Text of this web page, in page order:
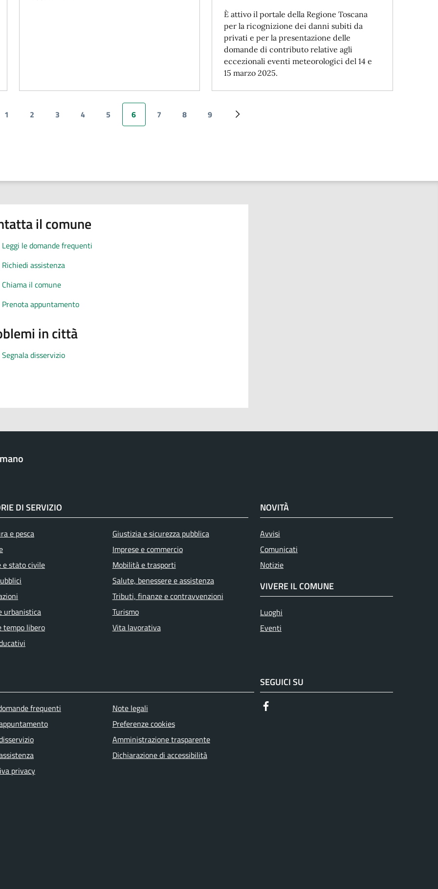
È attivo il portale della Regione Toscana
per la ricognizione dei danni subiti da
privati e per la presentazione delle
domande di contributo relative agli
eccezionali eventi meteorologici del 14 e
15 marzo 2025.
Pagina
1
Pagina
2
Pagina
3
Pagina
4
Pagina
5
Pagina attuale
6
Pagina
7
Pagina
8
Pagina
9
Pagina successiva
il comune
Leggi le domande frequenti
Richiedi assistenza
Chiama il comune
Prenota appuntamento
in città
Segnala disservizio
DI SERVIZIO
e pesca
e stato civile
urbanistica
tempo libero
Giustizia e sicurezza pubblica
Imprese e commercio
Mobilità e trasporti
Salute, benessere e assistenza
Tributi, finanze e contravvenzioni
Turismo
Vita lavorativa
NOVITÀ
Avvisi
Comunicati
Notizie
VIVERE IL COMUNE
Luoghi
Eventi
piè di pagina
frequenti
privacy
Note legali
Preferenze cookies
Amministrazione trasparente
Dichiarazione di accessibilità
SEGUICI SU